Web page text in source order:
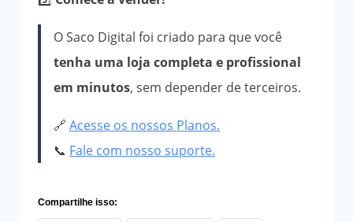
O Saco Digital foi criado para que você
tenha uma loja completa e profissional
em minutos, sem depender de terceiros.
🔗 Acesse os nossos Planos.
📞 Fale com nosso suporte.
Compartilhe isso: